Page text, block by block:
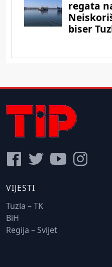
VIJESTI
Tuzla – TK
BiH
Regija – Svijet